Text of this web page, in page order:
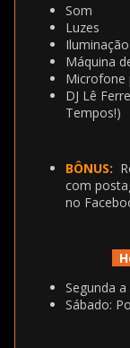
Som
Luzes
Máquina
Microfone
DJ Lê
Tempos!)
BÔNUS:
com
no
Segunda
Sábado: